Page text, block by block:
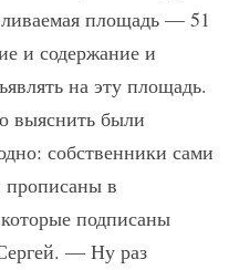
площадь — 51
и содержание и
на эту площадь.
выяснить были
собственники сами
прописаны в
подписаны
— Ну раз